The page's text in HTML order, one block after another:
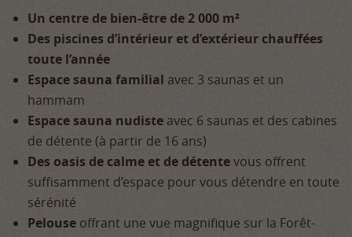
Un centre de bien-être de 2 000 m²
Des piscines d’intérieur et d’extérieur chauffées
toute l’année
Espace sauna familial avec 3 saunas et un
hammam
Espace sauna nudisteavec 6 saunas et des cabines
de détente (à partir de 16 ans)
Des oasis de calme et de détentevous offrent
suffisamment d’espace pour vous détendre en toute
sérénité
Pelouse offrant une vue magnifique sur la Forêt-